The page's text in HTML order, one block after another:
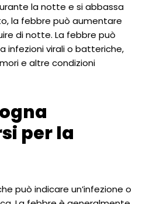
la notte e si abbassa
la febbre può aumentare
di notte. La febbre può
infezioni virali o batteriche,
e altre condizioni
per la
può indicare un’infezione o